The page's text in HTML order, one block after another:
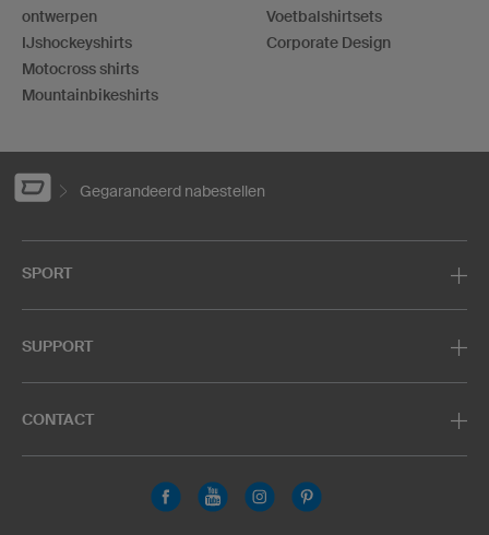
ontwerpen
IJshockeyshirts
Motocross shirts
Mountainbikeshirts
Voetbalshirtsets
Corporate Design
Gegarandeerd nabestellen
SPORT
SUPPORT
CONTACT